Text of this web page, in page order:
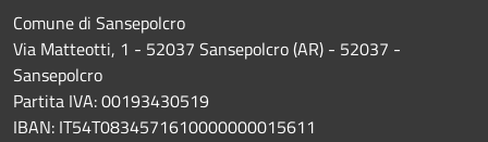
Comune di Sansepolcro
Via Matteotti, 1 - 52037 Sansepolcro (AR) - 52037 -
Sansepolcro
Partita IVA: 00193430519
IBAN: IT54T0834571610000000015611